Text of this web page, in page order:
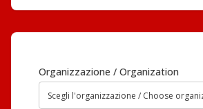
Organizzazione / Organization